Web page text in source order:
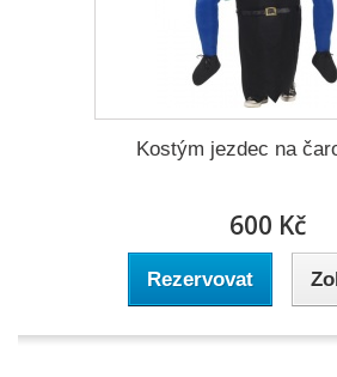
Kostým jezdec na
600 Kč
Rezervovat